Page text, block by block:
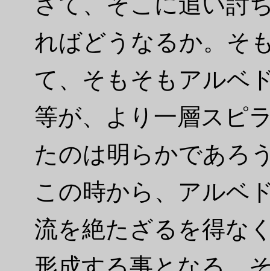
ればどうなるか。そ
て、そもそもアルベ
等が、より一層スピ
たのは明らかであろ
この時から、アルベ
流を絶たざるを得な